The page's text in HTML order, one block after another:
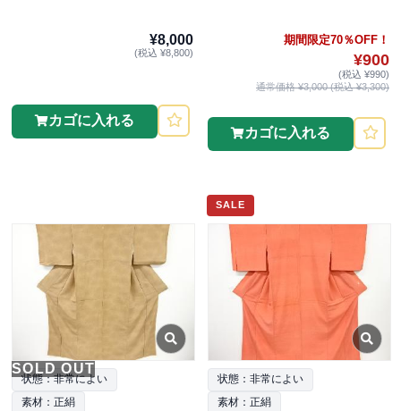
¥8,000
(税込 ¥8,800)
カゴに入れる
期間限定70％OFF！
¥900
(税込 ¥990)
通常価格 ¥3,000 (税込 ¥3,300)
カゴに入れる
SOLD OUT
状態：非常によい
素材：正絹
SALE
状態：非常によい
素材：正絹